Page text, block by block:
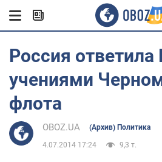
Россия
учениями
флота
OBOZ.UA (Архив) Политика
4.07.2014 17:24 9,3 т.